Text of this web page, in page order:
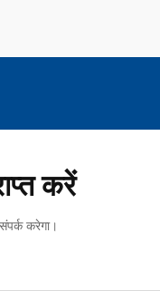
करें
करेगा।